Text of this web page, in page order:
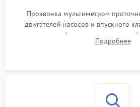
Прозвонка мультиметром
двигателей насосов и впускного
прессостата (датчика уровня
концевика дверцы и электронного
Подробнее